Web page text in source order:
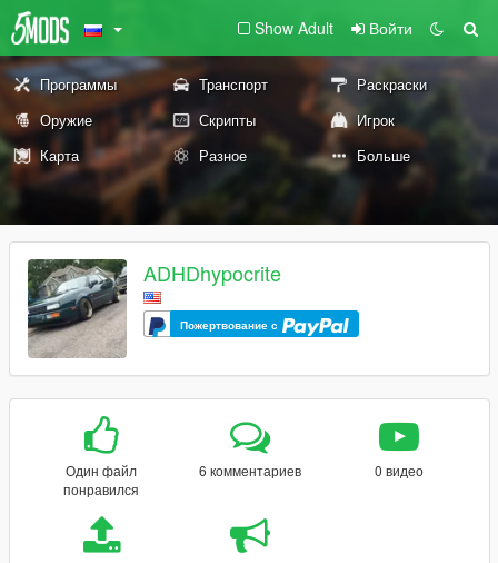
Show Adult Войти
Программы Транспорт
Раскраски
Оружие
Скрипты
Игрок
Карта
Разное Больше
ADHDhypocrite
Пожертвование с
Один файл
понравился
6 комментариев 0 видео